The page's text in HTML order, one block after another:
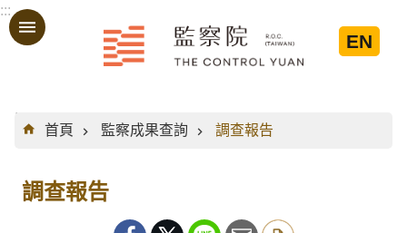
跳到主要內容區塊
:::
EN
:::
首頁
監察成果查詢 調查報告
調查報告